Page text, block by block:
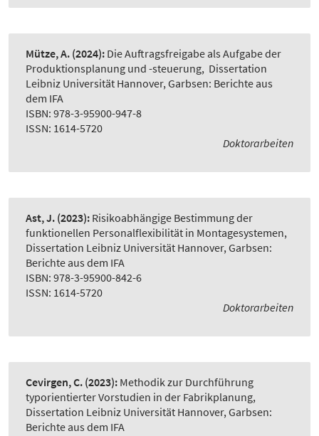
Mütze, A. (2024): Die Auftragsfreigabe als Aufgabe der
Produktionsplanung und -steuerung, Dissertation
Leibniz Universität Hannover, Garbsen: Berichte aus
dem IFA
ISBN: 978-3-95900-947-8
ISSN: 1614-5720
Doktorarbeiten
Ast, J. (2023): Risikoabhängige Bestimmung der
funktionellen Personalflexibilität in Montagesystemen,
Dissertation Leibniz Universität Hannover, Garbsen:
Berichte aus dem IFA
ISBN: 978-3-95900-842-6
ISSN: 1614-5720
Doktorarbeiten
Cevirgen, C. (2023): Methodik zur Durchführung
typorientierter Vorstudien in der Fabrikplanung,
Dissertation Leibniz Universität Hannover, Garbsen:
Berichte aus dem IFA